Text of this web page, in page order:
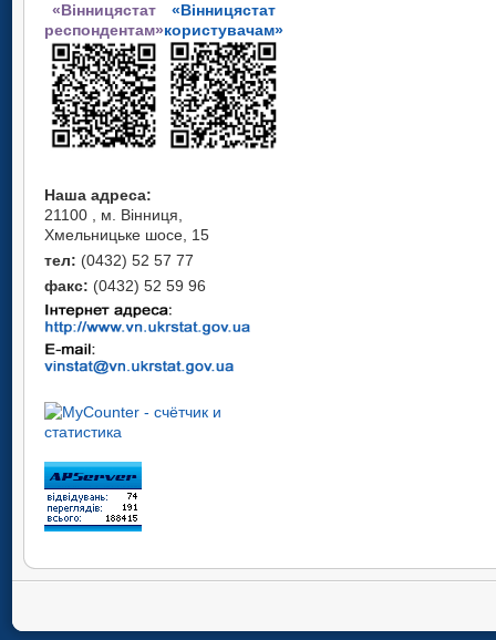
«Вінницястат
респондентам»
«Вінницястат
користувачам»
Наша адреса:
21100 , м. Вінниця,
Хмельницьке шосе, 15
тел: (0432) 52 57 77
факс: (0432) 52 59 96